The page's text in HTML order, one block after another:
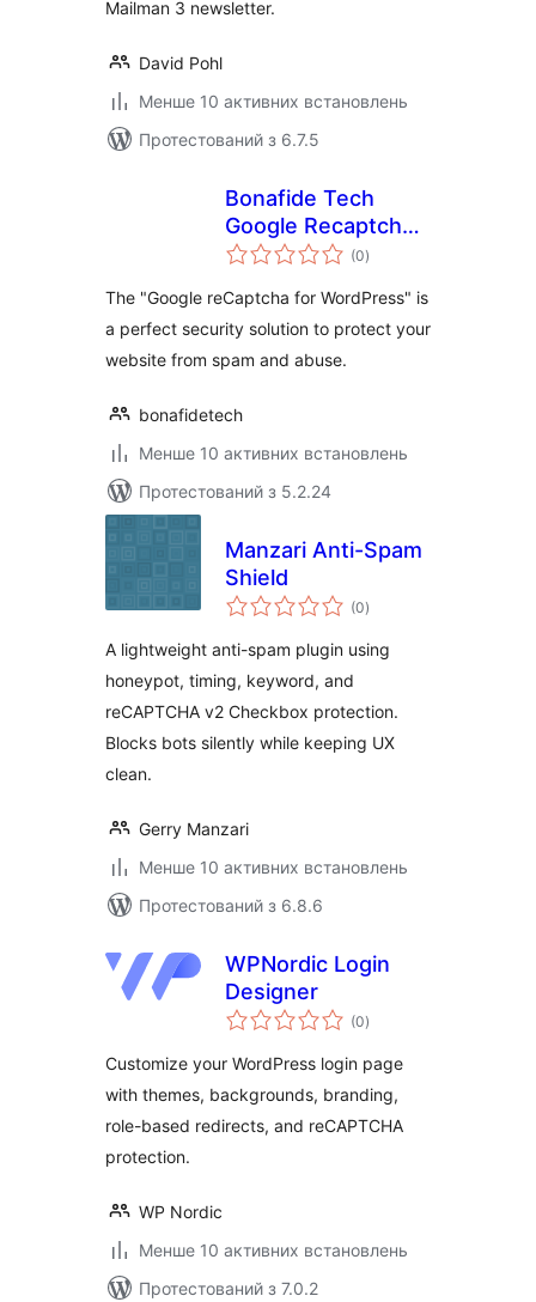
Mailman 3 newsletter.
David Pohl
Менше 10 активних встановлень
Протестований з 6.7.5
Bonafide Tech
Google Recaptcha
for WordPress
(0загальний
рейтинг
)
The "Google reCaptcha for WordPress" is
a perfect security solution to protect your
website from spam and abuse.
bonafidetech
Менше 10 активних встановлень
Протестований з 5.2.24
Manzari Anti-Spam
Shield
(0загальний
рейтинг
)
A lightweight anti-spam plugin using
honeypot, timing, keyword, and
reCAPTCHA v2 Checkbox protection.
Blocks bots silently while keeping UX
clean.
Gerry Manzari
Менше 10 активних встановлень
Протестований з 6.8.6
WPNordic Login
Designer
(0загальний
рейтинг
)
Customize your WordPress login page
with themes, backgrounds, branding,
role-based redirects, and reCAPTCHA
protection.
WP Nordic
Менше 10 активних встановлень
Протестований з 7.0.2